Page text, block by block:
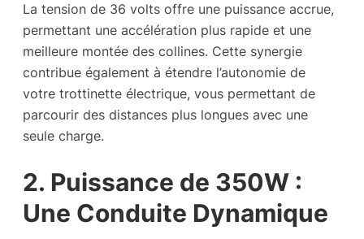
La tension de 36 volts offre une puissance accrue,
permettant une accélération plus rapide et une
meilleure montée des collines. Cette synergie
contribue également à étendre l’autonomie de
votre trottinette électrique, vous permettant de
parcourir des distances plus longues avec une
seule charge.
2. Puissance de 350W :
Une Conduite Dynamique